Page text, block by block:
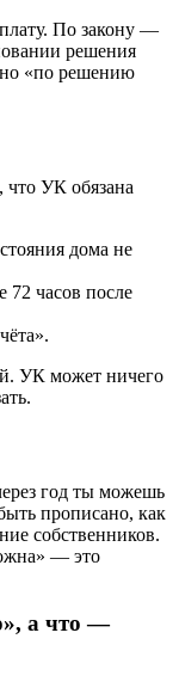
По закону —
решения
«по решению
что УК обязана
дома не
72 часов после
УК может ничего
год ты можешь
прописано, как
собственников.
— это
а что —